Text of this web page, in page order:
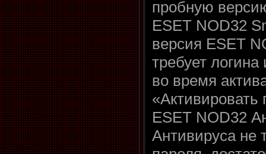
пробную
ESET NOD32
версия ESET
требует
во время
ESET NOD32
Антивируса не